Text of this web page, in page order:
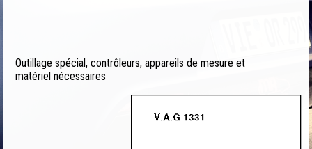
Outillage spécial, contrôleurs, appareils de mesure et
matériel nécessaires